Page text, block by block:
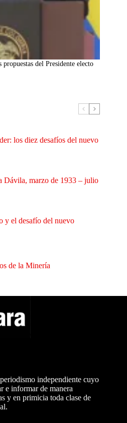
del Presidente electo
los diez desafíos del nuevo
Dávila, marzo de 1933 – julio
y el desafío del nuevo
de la Minería
independiente cuyo
e informar de manera
y en primicia toda clase de